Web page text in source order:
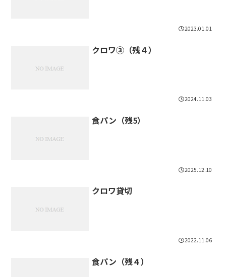
2023.01.01
クロワ③（残４）
2024.11.03
食パン（残5）
2025.12.10
クロワ貸切
2022.11.06
食パン（残４）